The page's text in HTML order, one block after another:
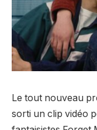
Le tout nouveau
sorti un clip vidéo